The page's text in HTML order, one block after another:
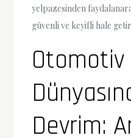
yelpazesinden
güvenli ve keyifli hale
Otomotiv
Devrim: